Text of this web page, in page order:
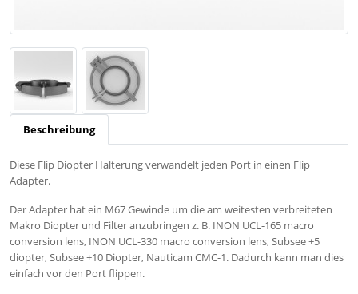
Beschreibung
Diese Flip Diopter Halterung verwandelt jeden Port in einen Flip
Adapter.
Der Adapter hat ein M67 Gewinde um die am weitesten verbreiteten
Makro Diopter und Filter anzubringen z. B. INON UCL-165 macro
conversion lens, INON UCL-330 macro conversion lens, Subsee +5
diopter, Subsee +10 Diopter, Nauticam CMC-1. Dadurch kann man dies
einfach vor den Port flippen.